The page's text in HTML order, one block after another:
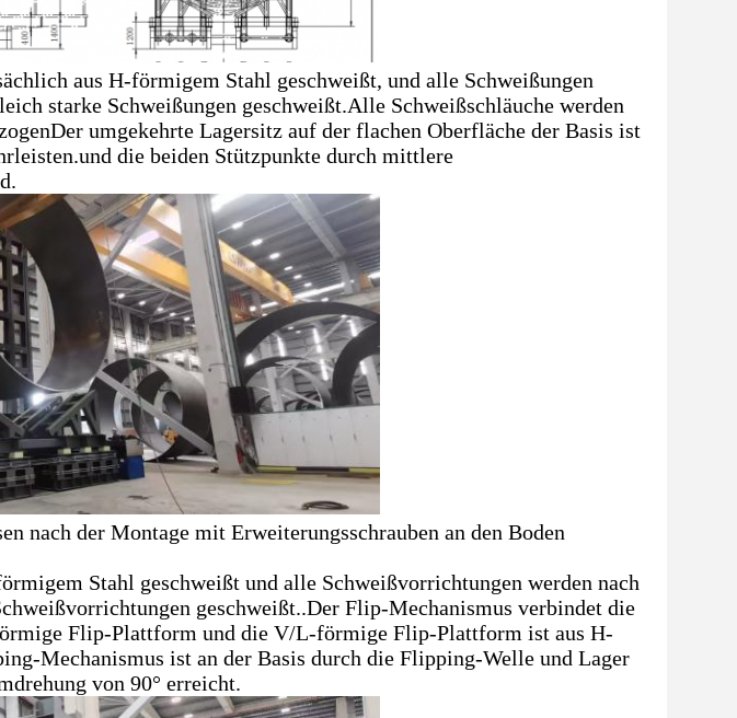
aus H-förmigem Stahl geschweißt, und alle Schweißungen
starke Schweißungen geschweißt.Alle Schweißschläuche werden
umgekehrte Lagersitz auf der flachen Oberfläche der Basis ist
die beiden Stützpunkte durch mittlere
nach der Montage mit Erweiterungsschrauben an den Boden
Stahl geschweißt und alle Schweißvorrichtungen werden nach
geschweißt..Der Flip-Mechanismus verbindet die
Flip-Plattform und die V/L-förmige Flip-Plattform ist aus H-
Mechanismus ist an der Basis durch die Flipping-Welle und Lager
von 90° erreicht.